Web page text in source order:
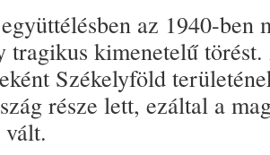
az 1940-ben
tragikus kimenetelű
Székelyföld
része lett, ezáltal a
vált.